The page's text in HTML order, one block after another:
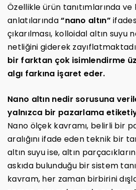
Özellikle ürün tanıtımlarında ve
anlatılarında“nano altın”
çıkarılması, kolloidal altın suyu
netliğini giderek
bir farktan çok isimlendirme
algı farkına işaret eder.
Nano altın nedir sorusuna
yalnızca bir pazarlama
Nano ölçek kavramı, belirli bir
aralığını ifade eden teknik bir
altın suyu ise, altın
askıda bulunduğu bir sistem
kavram, her zaman birbirini